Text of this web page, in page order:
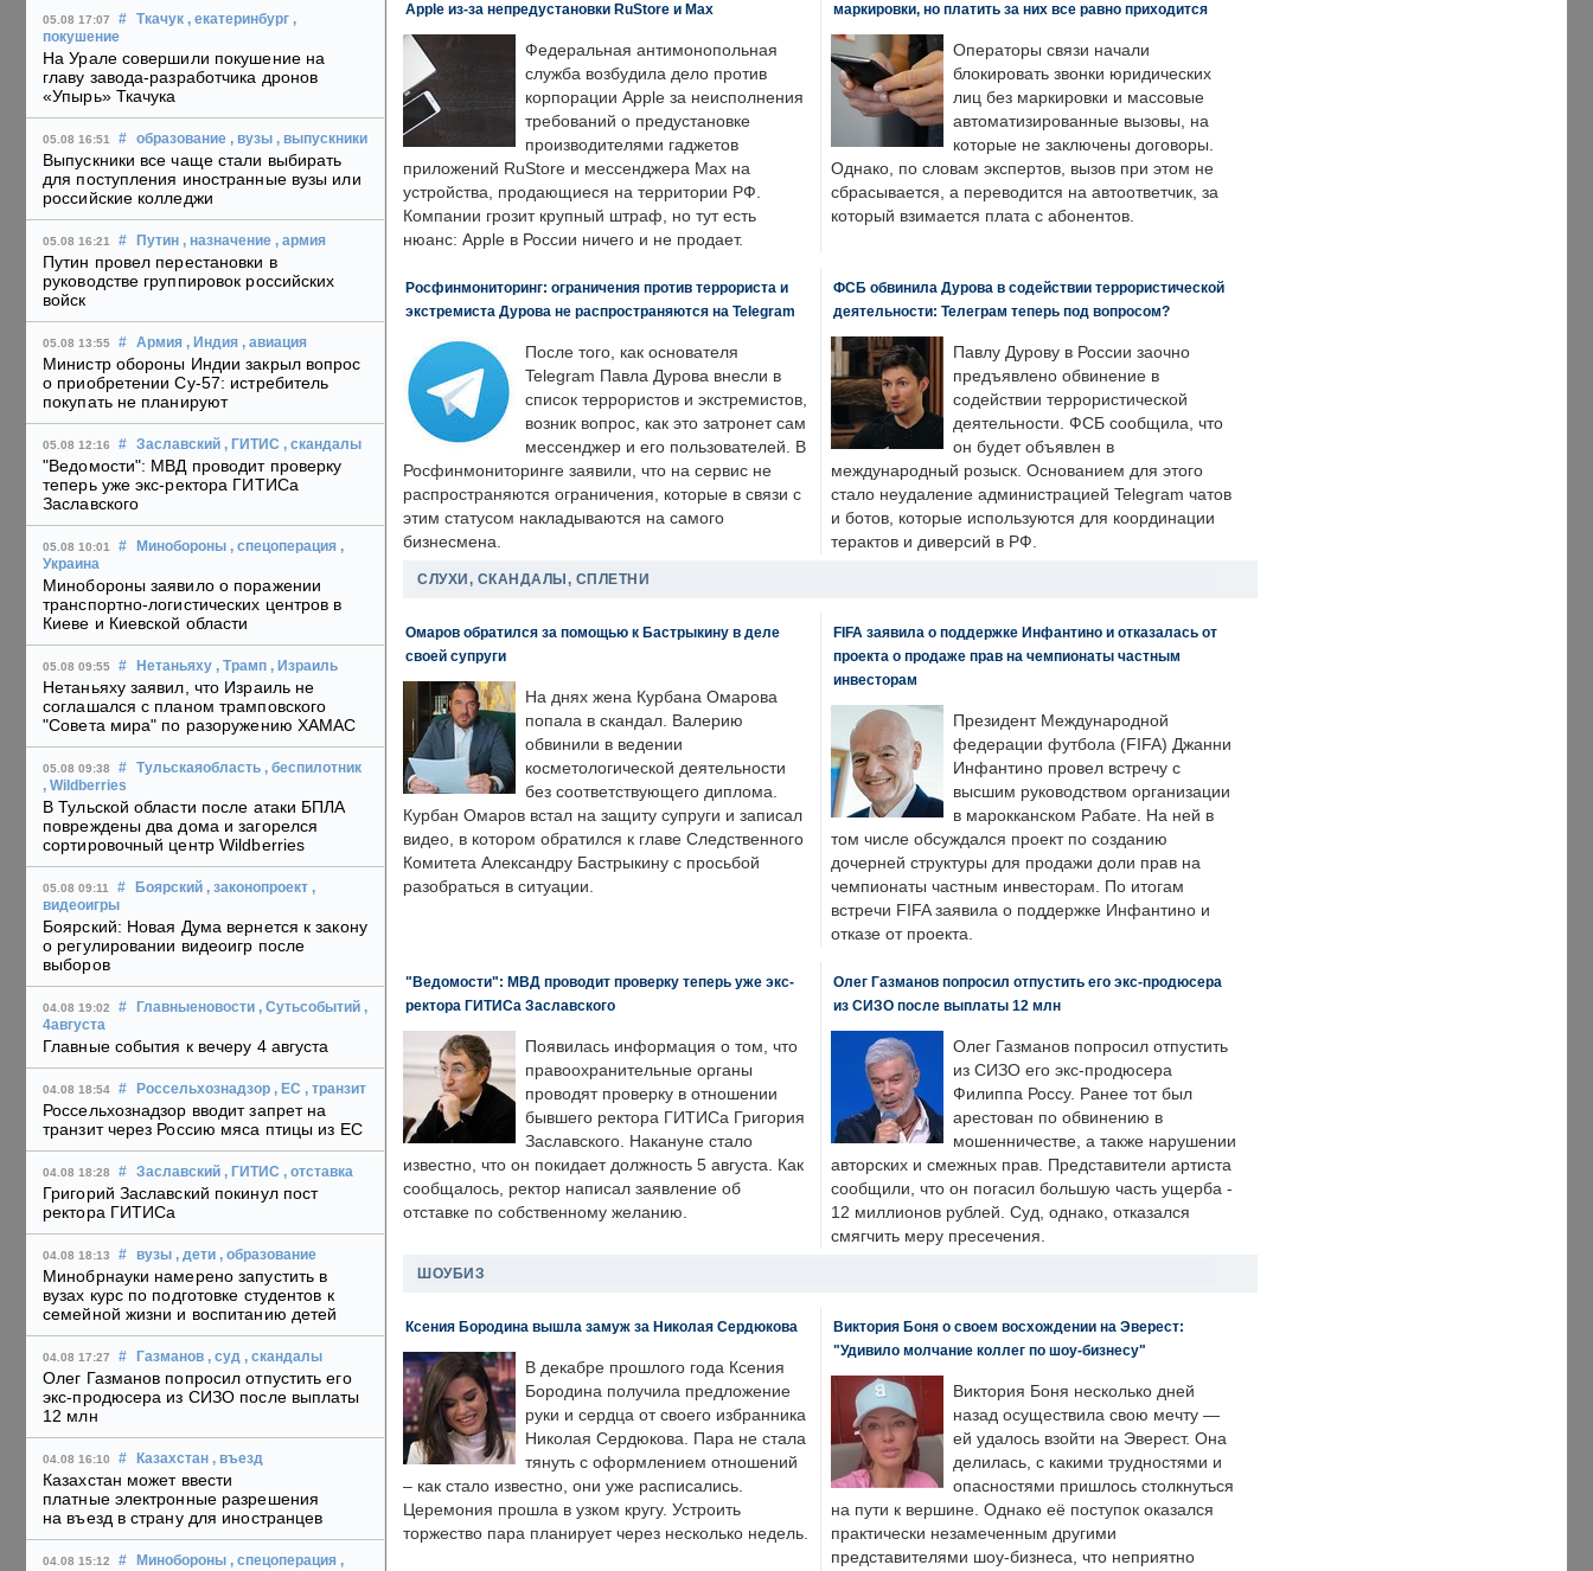
05.08 17:07 # Ткачук , екатеринбург ,
покушение
На Урале совершили покушение на
главу завода-разработчика дронов
«Упырь» Ткачука
05.08 16:51 # образование , вузы , выпускники
Выпускники все чаще стали выбирать
для поступления иностранные вузы или
российские колледжи
05.08 16:21 # Путин , назначение , армия
Путин провел перестановки в
руководстве группировок российских
войск
05.08 13:55 # Армия , Индия , авиация
Министр обороны Индии закрыл вопрос
о приобретении Су-57: истребитель
покупать не планируют
05.08 12:16 # Заславский , ГИТИС , скандалы
"Ведомости": МВД проводит проверку
теперь уже экс-ректора ГИТИСа
Заславского
05.08 10:01 # Минобороны , спецоперация ,
Украина
Минобороны заявило о поражении
транспортно-логистических центров в
Киеве и Киевской области
05.08 09:55 # Нетаньяху , Трамп , Израиль
Нетаньяху заявил, что Израиль не
соглашался с планом трамповского
"Совета мира" по разоружению ХАМАС
05.08 09:38 # Тульскаяобласть , беспилотник
, Wildberries
В Тульской области после атаки БПЛА
повреждены два дома и загорелся
сортировочный центр Wildberries
05.08 09:11 # Боярский , законопроект ,
видеоигры
Боярский: Новая Дума вернется к закону
о регулировании видеоигр после
выборов
04.08 19:02 # Главныеновости , Сутьсобытий ,
4августа
Главные события к вечеру 4 августа
04.08 18:54 # Россельхознадзор , ЕС , транзит
Россельхознадзор вводит запрет на
транзит через Россию мяса птицы из ЕС
04.08 18:28 # Заславский , ГИТИС , отставка
Григорий Заславский покинул пост
ректора ГИТИСа
04.08 18:13 # вузы , дети , образование
Минобрнауки намерено запустить в
вузах курс по подготовке студентов к
семейной жизни и воспитанию детей
04.08 17:27 # Газманов , суд , скандалы
Олег Газманов попросил отпустить его
экс-продюсера из СИЗО после выплаты
12 млн
04.08 16:10 # Казахстан , въезд
Казахстан может ввести
платные электронные разрешения
на въезд в страну для иностранцев
04.08 15:12 # Минобороны , спецоперация ,
Apple из-за непредустановки RuStore и Max
Федеральная антимонопольная
служба возбудила дело против
корпорации Apple за неисполнения
требований о предустановке
производителями гаджетов
приложений RuStore и мессенджера Max на
устройства, продающиеся на территории РФ.
Компании грозит крупный штраф, но тут есть
нюанс: Apple в России ничего и не продает.
маркировки, но платить за них все равно приходится
Операторы связи начали
блокировать звонки юридических
лиц без маркировки и массовые
автоматизированные вызовы, на
которые не заключены договоры.
Однако, по словам экспертов, вызов при этом не
сбрасывается, а переводится на автоответчик, за
который взимается плата с абонентов.
Росфинмониторинг: ограничения против террориста и
экстремиста Дурова не распространяются на Telegram
После того, как основателя
Telegram Павла Дурова внесли в
список террористов и экстремистов,
возник вопрос, как это затронет сам
мессенджер и его пользователей. В
Росфинмониторинге заявили, что на сервис не
распространяются ограничения, которые в связи с
этим статусом накладываются на самого
бизнесмена.
ФСБ обвинила Дурова в содействии террористической
деятельности: Телеграм теперь под вопросом?
Павлу Дурову в России заочно
предъявлено обвинение в
содействии террористической
деятельности. ФСБ сообщила, что
он будет объявлен в
международный розыск. Основанием для этого
стало неудаление администрацией Telegram чатов
и ботов, которые используются для координации
терактов и диверсий в РФ.
СЛУХИ, СКАНДАЛЫ, СПЛЕТНИ
Омаров обратился за помощью к Бастрыкину в деле
своей супруги
На днях жена Курбана Омарова
попала в скандал. Валерию
обвинили в ведении
косметологической деятельности
без соответствующего диплома.
Курбан Омаров встал на защиту супруги и записал
видео, в котором обратился к главе Следственного
Комитета Александру Бастрыкину с просьбой
разобраться в ситуации.
FIFA заявила о поддержке Инфантино и отказалась от
проекта о продаже прав на чемпионаты частным
инвесторам
Президент Международной
федерации футбола (FIFA) Джанни
Инфантино провел встречу с
высшим руководством организации
в марокканском Рабате. На ней в
том числе обсуждался проект по созданию
дочерней структуры для продажи доли прав на
чемпионаты частным инвесторам. По итогам
встречи FIFA заявила о поддержке Инфантино и
отказе от проекта.
"Ведомости": МВД проводит проверку теперь уже экс-
ректора ГИТИСа Заславского
Появилась информация о том, что
правоохранительные органы
проводят проверку в отношении
бывшего ректора ГИТИСа Григория
Заславского. Накануне стало
известно, что он покидает должность 5 августа. Как
сообщалось, ректор написал заявление об
отставке по собственному желанию.
Олег Газманов попросил отпустить его экс-продюсера
из СИЗО после выплаты 12 млн
Олег Газманов попросил отпустить
из СИЗО его экс-продюсера
Филиппа Россу. Ранее тот был
арестован по обвинению в
мошенничестве, а также нарушении
авторских и смежных прав. Представители артиста
сообщили, что он погасил большую часть ущерба -
12 миллионов рублей. Суд, однако, отказался
смягчить меру пресечения.
ШОУБИЗ
Ксения Бородина вышла замуж за Николая Сердюкова
В декабре прошлого года Ксения
Бородина получила предложение
руки и сердца от своего избранника
Николая Сердюкова. Пара не стала
тянуть с оформлением отношений
– как стало известно, они уже расписались.
Церемония прошла в узком кругу. Устроить
торжество пара планирует через несколько недель.
Виктория Боня о своем восхождении на Эверест:
"Удивило молчание коллег по шоу-бизнесу"
Виктория Боня несколько дней
назад осуществила свою мечту —
ей удалось взойти на Эверест. Она
делилась, с какими трудностями и
опасностями пришлось столкнуться
на пути к вершине. Однако её поступок оказался
практически незамеченным другими
представителями шоу-бизнеса, что неприятно